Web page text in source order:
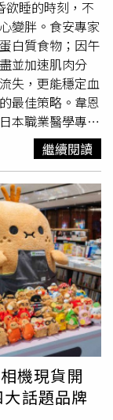
露具體措施。
欲睡的時刻，不
變胖。食安專家
白質食物；因午
並加速肌肉分
失，更能穩定血
最佳策略。韋恩
本職業醫學專科
最長，這段時間
人體單次能吸收
會轉化為脂肪
次點心補充最為
也顯示，蛋白質
傳導物質，減輕
糖點心，還能避
餐暴飲暴食的機
的飲食現況，韋
蛋白質不足」的
克，平均每餐
司搭配咖啡，午
攝取魚肉，導致
就不充裕，進
策略上，韋恩
繼續閱讀
機現貨開
話題品牌